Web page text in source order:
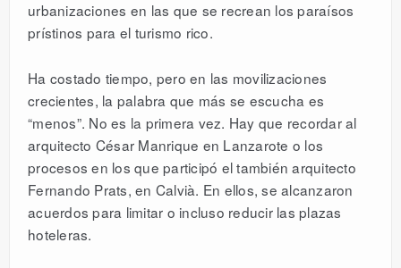
urbanizaciones en las que se recrean los paraísos
prístinos para el turismo rico.
Ha costado tiempo, pero en las movilizaciones
crecientes, la palabra que más se escucha es
“menos”. No es la primera vez. Hay que recordar al
arquitecto César Manrique en Lanzarote o los
procesos en los que participó el también arquitecto
Fernando Prats, en Calvià. En ellos, se alcanzaron
acuerdos para limitar o incluso reducir las plazas
hoteleras.